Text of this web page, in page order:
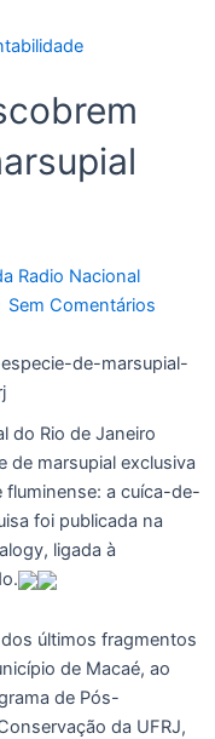
Radio Nacional
Sem Comentários
do Rio de Janeiro
de marsupial exclusiva
fluminense: a cuíca-de-
foi publicada na
ligada à
últimos fragmentos
de Macaé, ao
de Pós-
da UFRJ,